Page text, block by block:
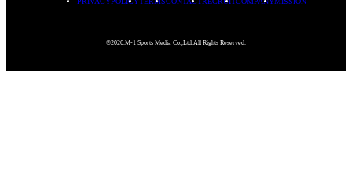
©2026.M-1 Sports Media Co.,Ltd.All Rights Reserved.